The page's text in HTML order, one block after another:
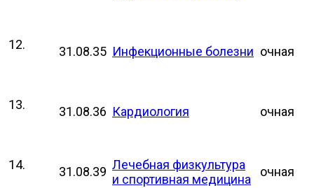
12. 31.08.35 Инфекционные болезни очная
13. 31.08.36 Кардиология очная
14. 31.08.39 Лечебная физкультура
и спортивная медицина
очная